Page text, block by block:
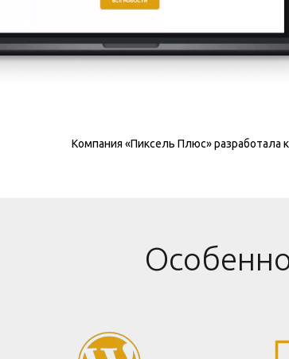
Компания «Пиксель Плюс» разработала